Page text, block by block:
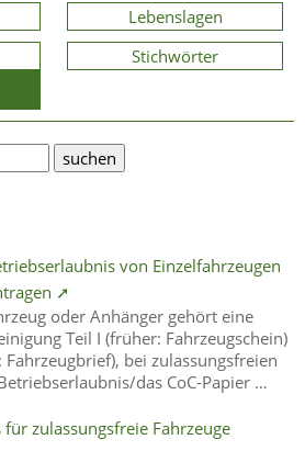
Lebenslagen
Stichwörter
von Einzelfahrzeugen
➚
oder Anhänger gehört eine
Teil I (früher: Fahrzeugschein)
bei zulassungsfreien
das CoC-Papier …
zulassungsfreie Fahrzeuge